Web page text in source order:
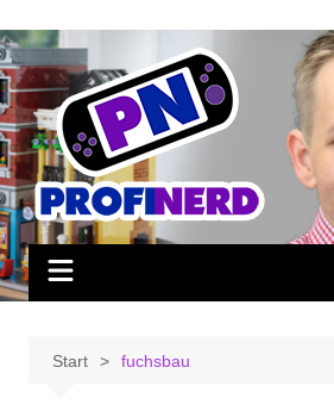
Inhalt
springen
Start fuchsbau